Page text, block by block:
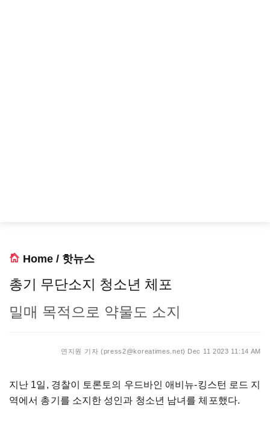
Home / 핫뉴스
총기 무단소지 청소년 체포
밀매 목적으로 약물도 소지
연지원 기자 (press2@koreatimes.net) Dec 11 2023 11:14 AM
지난 1일, 경찰이 토론토의 우드바인 애비뉴-킹스턴 로드 지
역에서 총기를 소지한 성인과 청소년 남녀를 체포했다.